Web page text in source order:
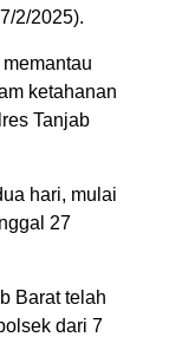
2/2025).
ketahanan
Tanjab
hari, mulai
27
Barat telah
dari 7